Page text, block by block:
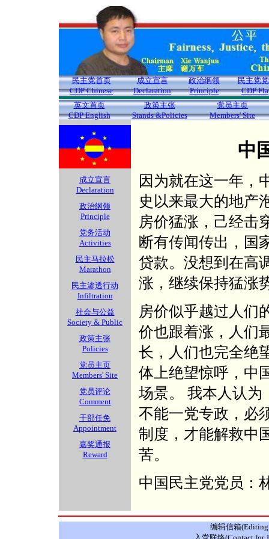
民主党首页
CDP Chinese
成立宣言
Declaration
政治纲领
Principle
民主党
CDP
英文首页
CDP English
政策主张
Stands &Policies
党员主页
Members' Site
成立宣言
Declaration
政治纲领
Principle
党务活动
Activities
民主马拉松
Marathon
民主渗透行动
Infiltration
社会与公益
Society & Public
政策主张
Policies
党员主页
Members' Site
党员评论
Comment
干部任免
Appointment
嘉奖通报
Reward
中
因为就在这一年，
史以来最大的地产
房价猛涨，己经击
断有传闻传出，国
贷款。没想到在高
涨，继续保持猛涨
房价似乎越过人们
价也跟着涨，人们
长，人们也完全绝
体上绝望惊呼，中
场景。 我本人认为
不能一党专政，必
制度，才能解救中
苦。
中国民主党党员：
编辑信箱